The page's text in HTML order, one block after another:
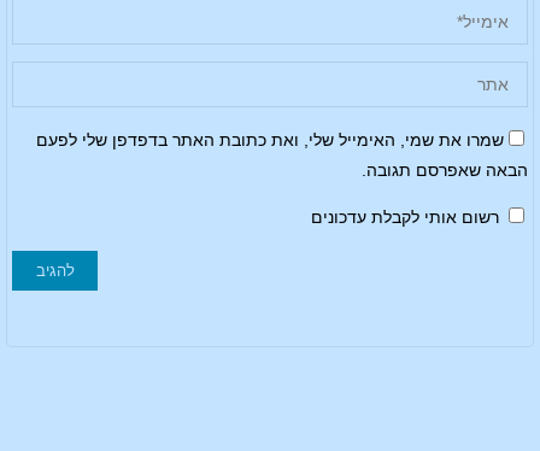
שמרו את שמי, האימייל שלי, ואת כתובת האתר בדפדפן שלי לפעם
הבאה שאפרסם תגובה.
רשום אותי לקבלת עדכונים